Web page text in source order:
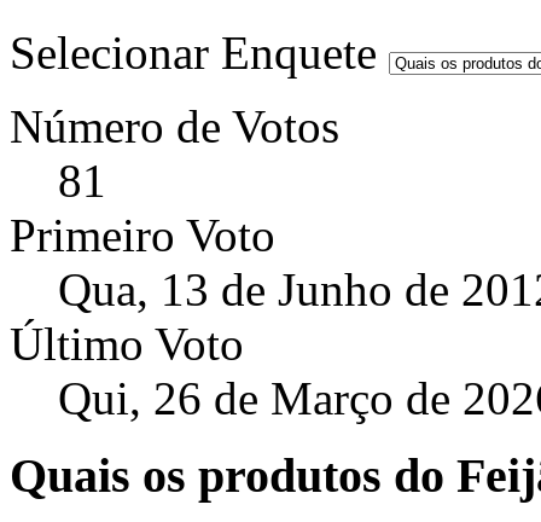
Selecionar Enquete
Número de Votos
81
Primeiro Voto
Qua, 13 de Junho de
Último Voto
Qui, 26 de Março de
Quais os produtos do